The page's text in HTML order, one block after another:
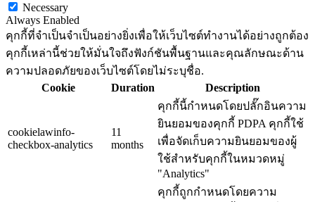
Necessary
Always Enabled
คุกกี้ที่จำเป็นจำเป็นอย่างยิ่งเพื่อให้เว็บไซต์ทำงานได้อย่างถูกต้อง
คุกกี้เหล่านี้ช่วยให้มั่นใจถึงฟังก์ชันพื้นฐานและคุณลักษณะด้าน
ความปลอดภัยของเว็บไซต์โดยไม่ระบุชื่อ.
Cookie
Duration Description
cookielawinfo-
checkbox-analytics
11
months
คุกกี้นี้กำหนดโดยปลั๊กอินความ
ยินยอมของคุกกี้ PDPA คุกกี้ใช้
เพื่อจัดเก็บความยินยอมของผู้
ใช้สำหรับคุกกี้ในหมวดหมู่
"Analytics"
คุกกี้ถูกกำหนดโดยความ